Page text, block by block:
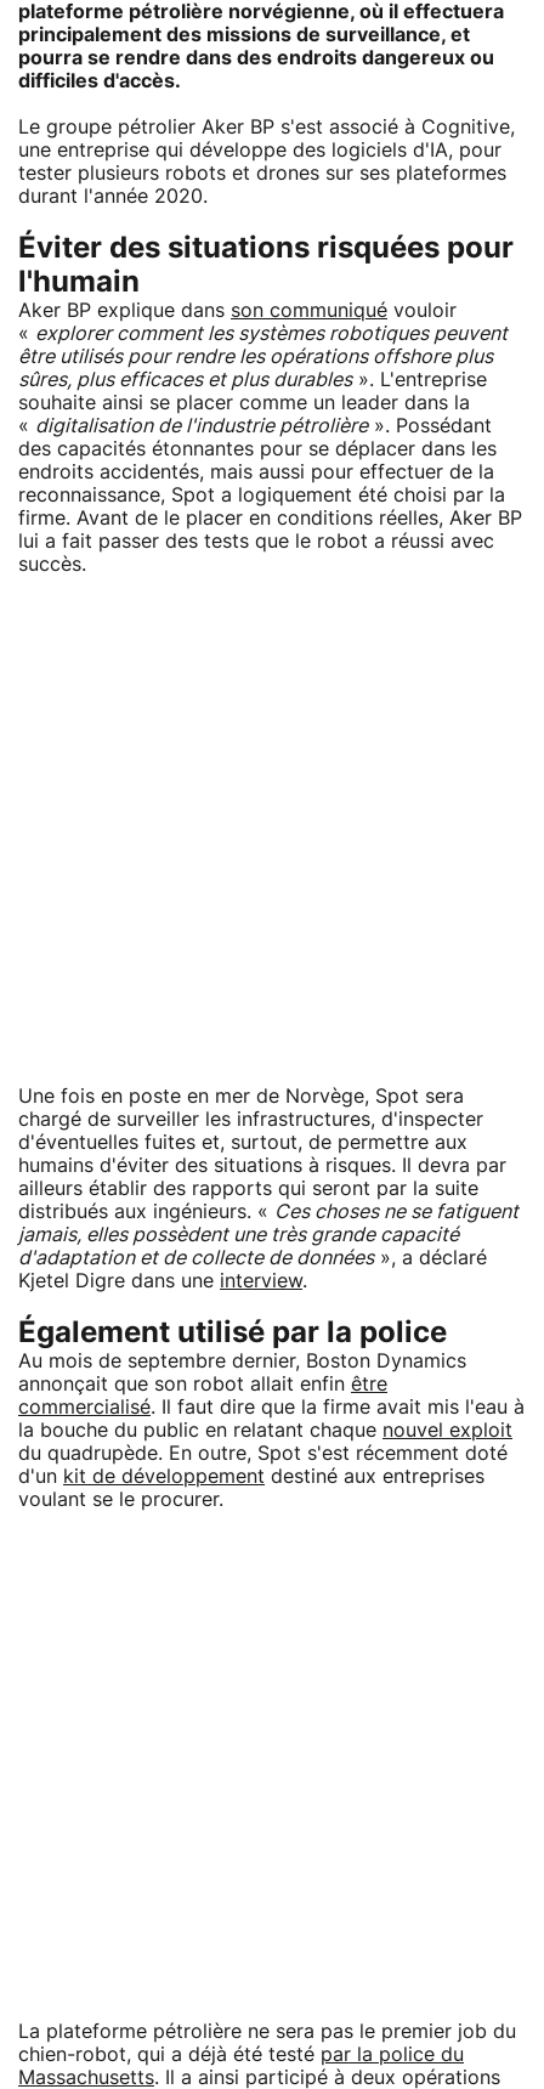
plateforme pétrolière norvégienne, où il effectuera
principalement des missions de surveillance, et
pourra se rendre dans des endroits dangereux ou
difficiles d'accès.
Le groupe pétrolier Aker BP s'est associé à Cognitive,
une entreprise qui développe des logiciels d'IA, pour
tester plusieurs robots et drones sur ses plateformes
durant l'année 2020.
Éviter des situations risquées pour
l'humain
Aker BP explique dans son communiqué vouloir
« explorer comment les systèmes robotiques peuvent
être utilisés pour rendre les opérations offshore plus
sûres, plus efficaces et plus durables». L'entreprise
souhaite ainsi se placer comme un leader dans la
« digitalisation de l'industrie pétrolière». Possédant
des capacités étonnantes pour se déplacer dans les
endroits accidentés, mais aussi pour effectuer de la
reconnaissance, Spot a logiquement été choisi par la
firme. Avant de le placer en conditions réelles, Aker BP
lui a fait passer des tests que le robot a réussi avec
succès.
Une fois en poste en mer de Norvège, Spot sera
chargé de surveiller les infrastructures, d'inspecter
d'éventuelles fuites et, surtout, de permettre aux
humains d'éviter des situations à risques. Il devra par
ailleurs établir des rapports qui seront par la suite
distribués aux ingénieurs. « Ces choses ne se fatiguent
jamais, elles possèdent une très grande capacité
d'adaptation et de collecte de données», a déclaré
Kjetel Digre dans une interview.
Également utilisé par la police
Au mois de septembre dernier, Boston Dynamics
annonçait que son robot allait enfin être
commercialisé. Il faut dire que la firme avait mis l'eau à
la bouche du public en relatant chaque nouvel exploit
du quadrupède. En outre, Spot s'est récemment doté
d'un kit de développement destiné aux entreprises
voulant se le procurer.
La plateforme pétrolière ne sera pas le premier job du
chien-robot, qui a déjà été testé par la police du
Massachusetts. Il a ainsi participé à deux opérations